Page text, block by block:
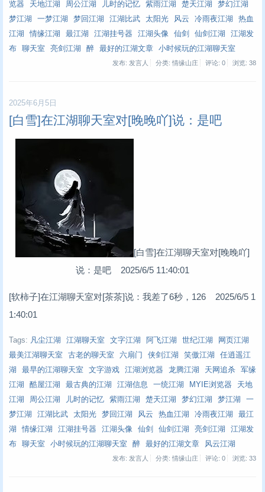
览器 天地江湖 周公江湖 儿时的记忆 紫雨江湖 楚天江湖
梦幻江湖
梦江湖
一梦江湖 梦回江湖 江湖比武 太阳光 风云 冷雨夜江湖
热血
江湖
情缘江湖 最江湖 江湖挂号器 江湖头像 仙剑 仙剑江湖
江湖发
布
聊天室 亮剑江湖 醉 最好的江湖文章 小时候玩的江湖聊天室
发布: 发言人 分类: 情缘山庄 评论: 0 浏览: 38
2025年6月5日
[白雪]在江湖聊天室对[晚晚吖]说：是吧
[白雪]在江湖聊天室对[晚晚吖]
说：是吧 2025/6/5 11:40:01
[软柿子]在江湖聊天室对[茶茶]说：我差了6秒，126 2025/6/5 1
1:40:01
Tags: 凡尘江湖 江湖聊天室 文字江湖 阿飞江湖 世纪江湖
网页江湖
最美江湖聊天室
古老的聊天室 六扇门 侠剑江湖 笑傲江湖
任逍遥江
湖
最早的江湖聊天室 文字游戏 江湖浏览器 龙腾江湖 天网追杀
军缘
江湖
酷屋江湖 最古典的江湖 江湖信息 一统江湖 MYIE浏览器
天地
江湖
周公江湖 儿时的记忆 紫雨江湖 楚天江湖 梦幻江湖 梦江湖
一
梦江湖
江湖比武 太阳光 梦回江湖 风云 热血江湖 冷雨夜江湖
最江
湖
情缘江湖 江湖挂号器 江湖头像 仙剑 仙剑江湖 亮剑江湖
江湖发
布
聊天室 小时候玩的江湖聊天室 醉 最好的江湖文章 风云江湖
发布: 发言人 分类: 情缘山庄 评论: 0 浏览: 33